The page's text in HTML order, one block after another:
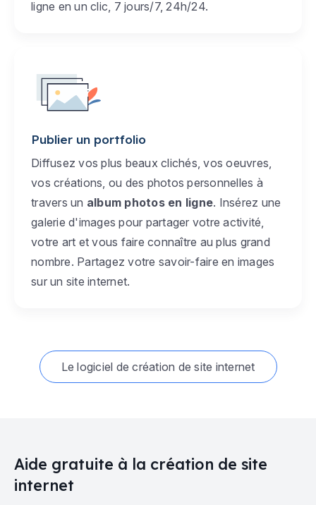
ligne en un clic, 7 jours/7, 24h/24.
Publier un portfolio
Diffusez vos plus beaux clichés, vos oeuvres,
vos créations, ou des photos personnelles à
travers un album photos en ligne. Insérez une
galerie d'images pour partager votre activité,
votre art et vous faire connaître au plus grand
nombre. Partagez votre savoir-faire en images
sur un site internet.
Le logiciel de création de site internet
Aide gratuite à la création de site
internet